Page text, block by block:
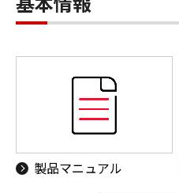
製品マニュアル